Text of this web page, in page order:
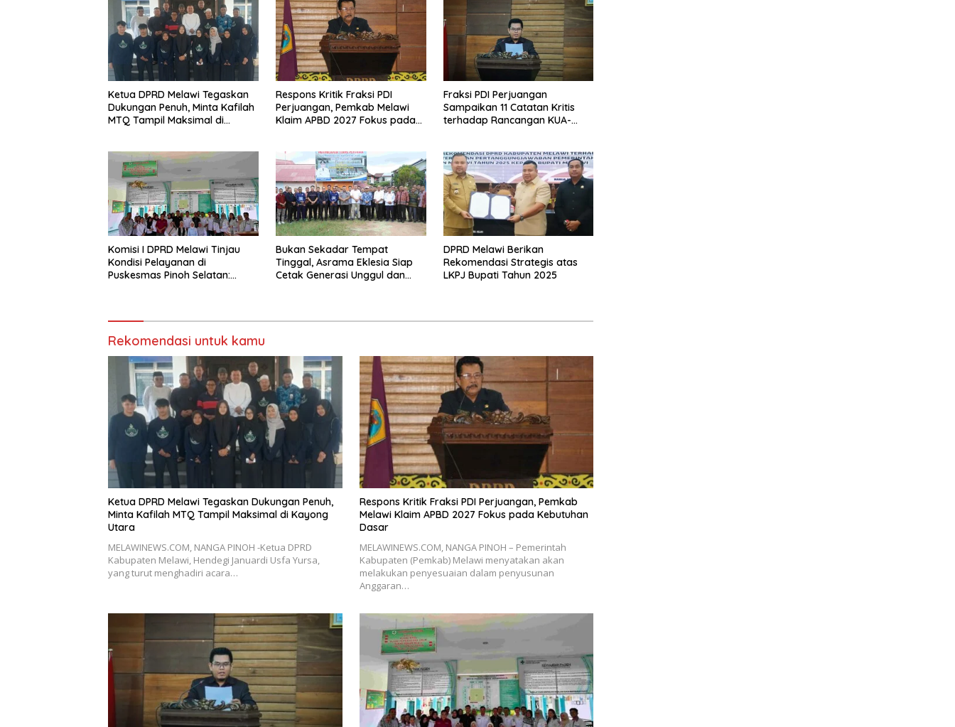
Ketua DPRD Melawi Tegaskan
Dukungan Penuh, Minta Kafilah
MTQ Tampil Maksimal di
Respons Kritik Fraksi PDI
Perjuangan, Pemkab Melawi
Klaim APBD 2027 Fokus pada
Fraksi PDI Perjuangan
Sampaikan 11 Catatan Kritis
terhadap Rancangan KUA-
Komisi I DPRD Melawi Tinjau
Kondisi Pelayanan di
Puskesmas Pinoh Selatan:
Bukan Sekadar Tempat
Tinggal, Asrama Eklesia Siap
Cetak Generasi Unggul dan
DPRD Melawi Berikan
Rekomendasi Strategis atas
LKPJ Bupati Tahun 2025
Rekomendasi untuk kamu
Ketua DPRD Melawi Tegaskan Dukungan Penuh,
Minta Kafilah MTQ Tampil Maksimal di Kayong
Utara
MELAWINEWS.COM, NANGA PINOH -Ketua DPRD
Kabupaten Melawi, Hendegi Januardi Usfa Yursa,
yang turut menghadiri acara…
Respons Kritik Fraksi PDI Perjuangan, Pemkab
Melawi Klaim APBD 2027 Fokus pada Kebutuhan
Dasar
MELAWINEWS.COM, NANGA PINOH – Pemerintah
Kabupaten (Pemkab) Melawi menyatakan akan
melakukan penyesuaian dalam penyusunan
Anggaran…